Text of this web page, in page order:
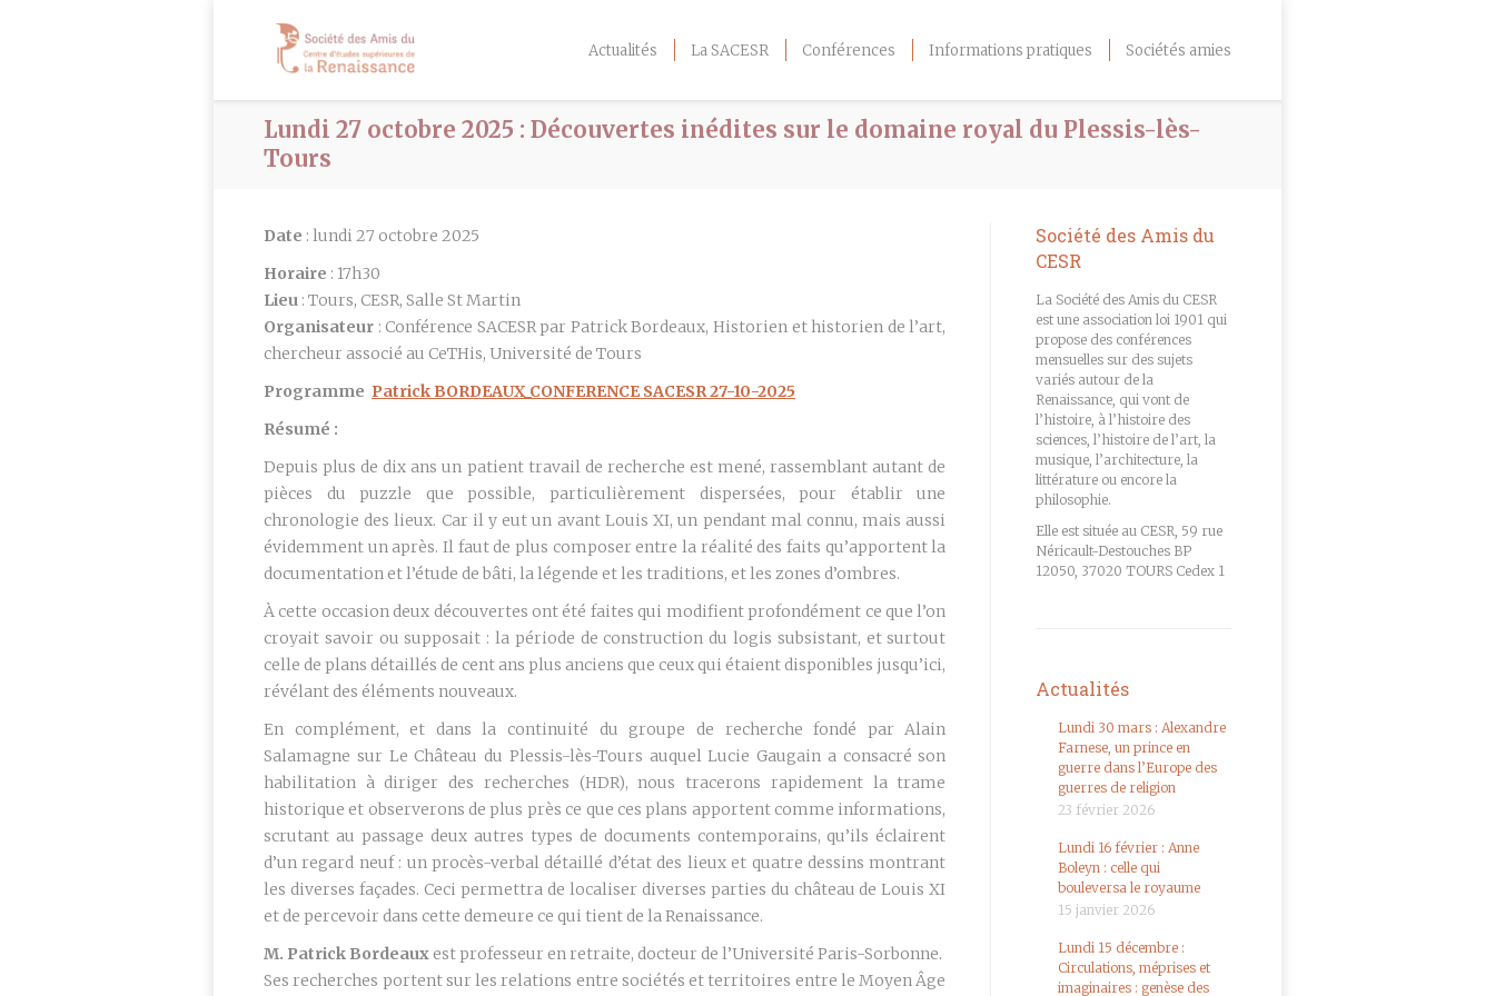
Actualités La SACESR Conférences Informations pratiques Sociétés amies
Lundi 27 octobre 2025 : Découvertes inédites sur le domaine royal du Plessis-lès-
Tours
Date : lundi 27 octobre 2025
Horaire : 17h30
Lieu : Tours, CESR, Salle St Martin
Organisateur : Conférence SACESR par Patrick Bordeaux, Historien et historien de l’art,
chercheur associé au CeTHis, Université de Tours
Programme Patrick BORDEAUX_CONFERENCE SACESR 27-10-2025
Résumé :
Depuis plus de dix ans un patient travail de recherche est mené, rassemblant autant de
pièces du puzzle que possible, particulièrement dispersées, pour établir une
chronologie des lieux. Car il y eut un avant Louis XI, un pendant mal connu, mais aussi
évidemment un après. Il faut de plus composer entre la réalité des faits qu’apportent la
documentation et l’étude de bâti, la légende et les traditions, et les zones d’ombres.
À cette occasion deux découvertes ont été faites qui modifient profondément ce que l’on
croyait savoir ou supposait : la période de construction du logis subsistant, et surtout
celle de plans détaillés de cent ans plus anciens que ceux qui étaient disponibles jusqu’ici,
révélant des éléments nouveaux.
En complément, et dans la continuité du groupe de recherche fondé par Alain
Salamagne sur Le Château du Plessis-lès-Tours auquel Lucie Gaugain a consacré son
habilitation à diriger des recherches (HDR), nous tracerons rapidement la trame
historique et observerons de plus près ce que ces plans apportent comme informations,
scrutant au passage deux autres types de documents contemporains, qu’ils éclairent
d’un regard neuf : un procès-verbal détaillé d’état des lieux et quatre dessins montrant
les diverses façades. Ceci permettra de localiser diverses parties du château de Louis XI
et de percevoir dans cette demeure ce qui tient de la Renaissance.
M. Patrick Bordeaux est professeur en retraite, docteur de l’Université Paris-Sorbonne.
Ses recherches portent sur les relations entre sociétés et territoires entre le Moyen Âge
Société des Amis du
CESR
La Société des Amis du CESR
est une association loi 1901 qui
propose des conférences
mensuelles sur des sujets
variés autour de la
Renaissance, qui vont de
l’histoire, à l’histoire des
sciences, l’histoire de l’art, la
musique, l’architecture, la
littérature ou encore la
philosophie.
Elle est située au CESR, 59 rue
Néricault-Destouches BP
12050, 37020 TOURS Cedex 1
Actualités
Lundi 30 mars : Alexandre
Farnese, un prince en
guerre dans l’Europe des
guerres de religion
23 février 2026
Lundi 16 février : Anne
Boleyn : celle qui
bouleversa le royaume
15 janvier 2026
Lundi 15 décembre :
Circulations, méprises et
imaginaires : genèse des